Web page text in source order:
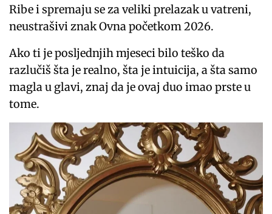
Ribe i spremaju se za veliki prelazak u vatreni,
neustrašivi znak Ovna početkom 2026.
Ako ti je posljednjih mjeseci bilo teško da
razlučiš šta je realno, šta je intuicija, a šta samo
magla u glavi, znaj da je ovaj duo imao prste u
tome.